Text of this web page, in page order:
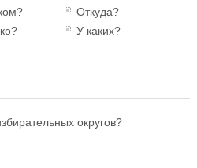
Откуда?
У каких?
округов?